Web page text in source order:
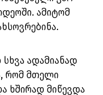
ამიტომ
ადამიანად
რომ მთელი
ხშირად მიწევდა